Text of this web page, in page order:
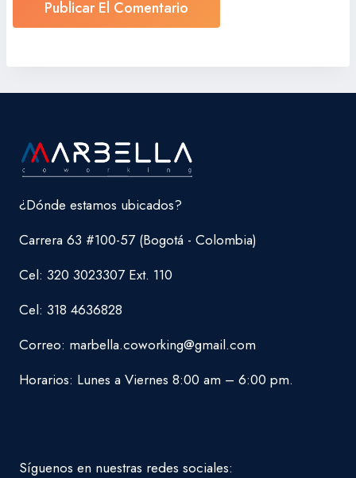
¿Dónde estamos ubicados?
Carrera 63 #100-57 (Bogotá - Colombia)
Cel: 320 3023307 Ext. 110
Cel: 318 4636828
Correo: marbella.coworking@gmail.com
Horarios: Lunes a Viernes 8:00 am – 6:00 pm.
Síguenos en nuestras redes sociales: